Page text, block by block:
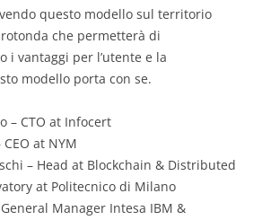
questo modello sul territorio
che permetterà di
i vantaggi per l’utente e la
modello porta con se.
– CTO at Infocert
at NYM
– Head at Blockchain & Distributed
at Politecnico di Milano
Manager Intesa IBM &